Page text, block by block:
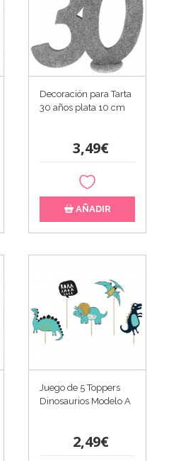
Decoración para Tarta
30 años plata 10 cm
3,49€
AÑADIR
Juego de 5 Toppers
Dinosaurios Modelo A
2,49€